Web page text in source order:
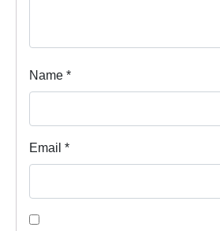
Name *
Email *